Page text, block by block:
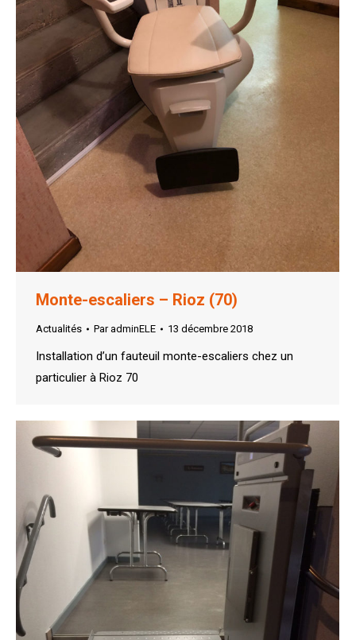
Monte-escaliers – Rioz (70)
Actualités ParadminELE 13 décembre 2018
Installation d’un fauteuil monte-escaliers chez un
particulier à Rioz 70